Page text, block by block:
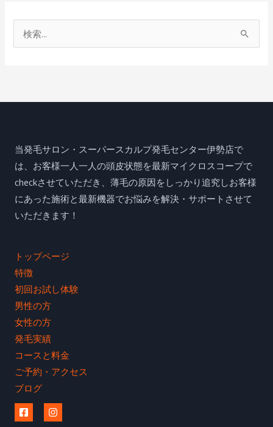
当発毛サロン・スーパースカルプ発毛センター伊勢店で
は、お客様一人一人の頭皮状態を最新マイクロスコープで
checkさせていただき、薄毛の原因をしっかり追究しお客様
にあった施術と最新機器でお悩みを解決・サポートさせて
いただきます！
トップページ
特徴
初回お試し体験
男性の方
女性の方
発毛実績
コースと料金
ご予約・アクセス
ブログ